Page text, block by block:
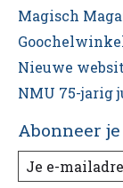
Magisch
Nieuwe
NMU 75-jarig
Abonneer